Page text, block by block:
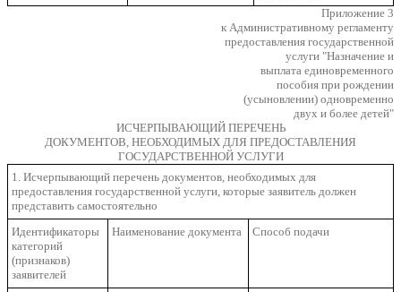
Приложение 3
к Административному регламенту
предоставления государственной
услуги "Назначение и
выплата единовременного
пособия при рождении
(усыновлении) одновременно
двух и более детей"
ИСЧЕРПЫВАЮЩИЙ ПЕРЕЧЕНЬ
ДОКУМЕНТОВ, НЕОБХОДИМЫХ ДЛЯ ПРЕДОСТАВЛЕНИЯ
ГОСУДАРСТВЕННОЙ УСЛУГИ
1. Исчерпывающий перечень документов, необходимых для
предоставления государственной услуги, которые заявитель должен
представить самостоятельно
Идентификаторы
категорий
(признаков)
заявителей
Наименование документа Способ подачи